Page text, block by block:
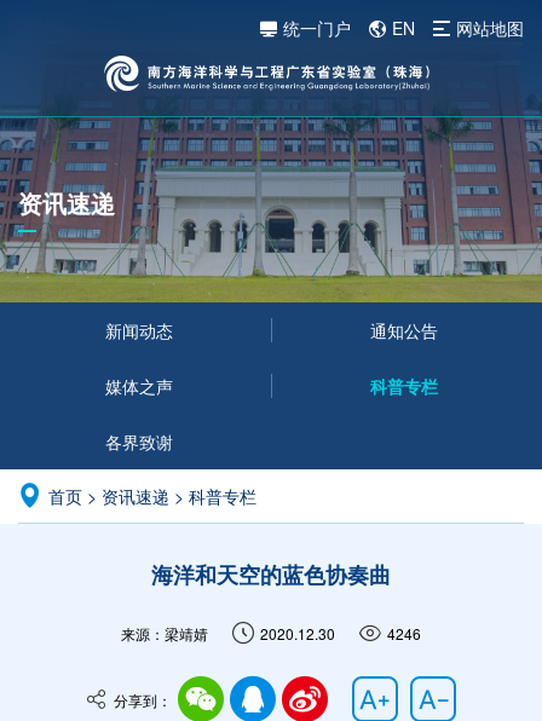
统一门户 EN 网站地图
资讯速递
新闻动态 通知公告
媒体之声 科普专栏
各界致谢
首页 > 资讯速递 > 科普专栏
海洋和天空的蓝色协奏曲
来源：梁靖婧 2020.12.30 4246
分享到：